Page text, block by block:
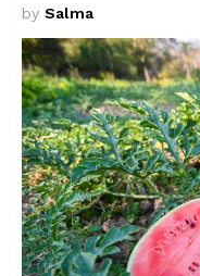
by Salma